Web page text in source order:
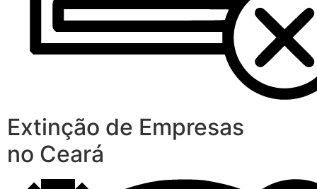
Extinção de Empresas
no Ceará